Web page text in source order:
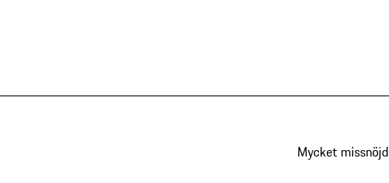
Mycket missnöjd